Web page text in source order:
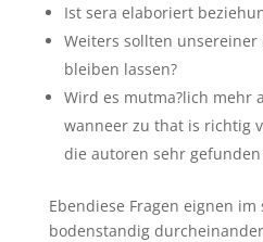
Ist sera elaboriert
Weiters sollten
bleiben lassen?
Wird es mutma?lich mehr
wanneer zu that is richtig
die autoren sehr gefunden
Ebendiese Fragen eignen im
bodenstandig